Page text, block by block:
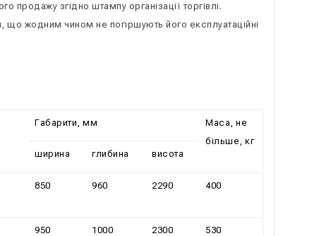
продажу згідно штампу організації торгівлі.
жодним чином не погіршують його експлуатаційні
Габарити, мм
Маса, не
більше, кг
ширина
глибина висота
850 960 2290 400
950 1000 2300 530